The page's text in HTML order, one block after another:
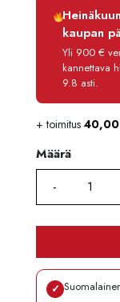
Luottoaika
Korko
Käsittelymaksu
Maksettava
kaupan
Yli 900 €
kannettava
9.8 asti.
+ toimitus 40,00
Määrä
Määrä
✓